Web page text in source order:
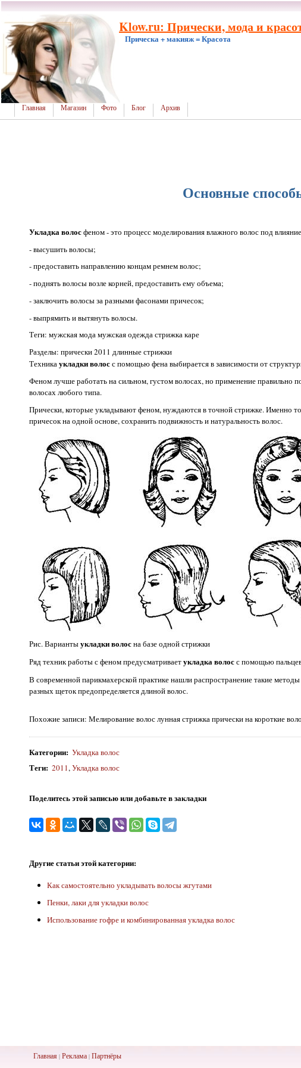
Klow.ru: Прически, мода и
Прическа + макияж = Красота
Главная Магазин Фото Блог Архив
Основные
Укладка волосфеном - это процесс моделирования влажного волос под
- высушить волосы;
- предоставить направлению концам ремнем волос;
- поднять волосы возле корней, предоставить ему объема;
- заключить волосы за разными фасонами причесок;
- выпрямить и вытянуть волосы.
Теги: мужская мода мужская одежда стрижка каре
Разделы: прически 2011 длинные стрижки
Техникаукладки волосс помощью фена выбирается в зависимости от
Феном лучше работать на сильном, густом волосах, но применение
волосах любого типа.
Прически, которые укладывают феном, нуждаются в точной стрижке. Именно
причесок на одной основе, сохранить подвижность и натуральность волос.
Рис. Вариантыукладки волосна базе одной стрижки
Ряд техник работы с феном предусматриваетукладка волосс помощью
В современной парикмахерской практике нашли распространение такие методы
разных щеток предопределяется длиной волос.
Похожие записи: Мелирование волос лунная стрижка прически на короткие
Категории: Укладка волос
Теги: 2011,Укладка волос
Поделитесь этой записью или добавьте в закладки
Другие статьи этой категории:
Как самостоятельно укладывать волосы жгутами
Пенки, лаки для укладки волос
Использование гофре и комбинированная укладка волос
Главная| Реклама| Партнёры